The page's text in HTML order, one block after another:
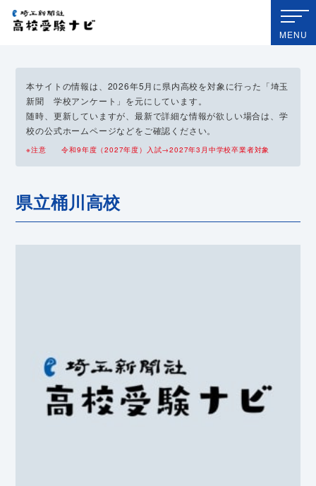
埼玉新聞社 高校受験ナビ
MENU
本サイトの情報は、2026年5月に県内高校を対象に行った「埼玉
新聞 学校アンケート」を元にしています。
随時、更新していますが、最新で詳細な情報が欲しい場合は、学
校の公式ホームページなどをご確認ください。
※注意 令和9年度（2027年度）入試→2027年3月中学校卒業者対象
県立桶川高校